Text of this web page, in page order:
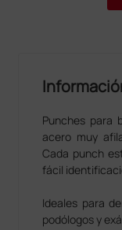
Punches para
acero muy
Cada punch
fácil
Ideales para
podólogos y